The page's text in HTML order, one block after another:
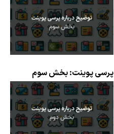
پرسی پوینت: بخش سوم